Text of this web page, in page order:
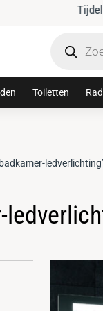
Toiletten